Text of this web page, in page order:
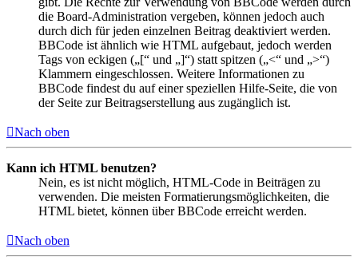
die Board-Administration vergeben, können jedoch auch
durch dich für jeden einzelnen Beitrag deaktiviert werden.
BBCode ist ähnlich wie HTML aufgebaut, jedoch werden
Tags von eckigen („[“ und „]“) statt spitzen („<“ und „>“)
Klammern eingeschlossen. Weitere Informationen zu
BBCode findest du auf einer speziellen Hilfe-Seite, die von
der Seite zur Beitragserstellung aus zugänglich ist.
Nach oben
Kann ich HTML benutzen?
Nein, es ist nicht möglich, HTML-Code in Beiträgen zu
verwenden. Die meisten Formatierungsmöglichkeiten, die
HTML bietet, können über BBCode erreicht werden.
Nach oben